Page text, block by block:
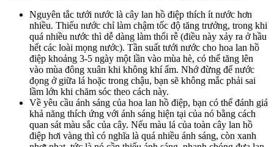
Nguyên tắc tưới nước là cây lan hồ điệp thích ít nước hơn
nhiều. Thiếu nước chỉ làm chậm tốc độ tăng trưởng, trong khi
quá nhiều nước thì dễ dàng làm thối rễ (điều này xảy ra ở hầu
hết các loài mọng nước). Tần suất tưới nước cho hoa lan hồ
điệp khoảng 3-5 ngày một lần vào mùa hè, có thể tăng lên
vào mùa đông xuân khi không khí ẩm. Nhớ đừng để nước
đọng ở giữa lá hoặc trong chậu, bạn sẽ không mắc phải sai
lầm lớn khi chăm sóc theo cách này.
Về yêu cầu ánh sáng của hoa lan hồ điệp, bạn có thể đánh giá
khả năng thích ứng với ánh sáng hiện tại của nó bằng cách
quan sát màu sắc của cây. Nếu màu lá của toàn cây lan hồ
điệp hơi vàng thì có nghĩa là quá nhiều ánh sáng, còn xanh